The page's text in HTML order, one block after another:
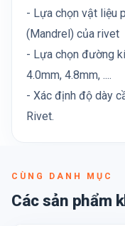
- Lựa chọn vật liệu
(Mandrel) của rivet
- Lựa chọn đường
4.0mm, 4.8mm, ....
- Xác định độ dày
Rivet.
CÙNG DANH MỤC
Các sản phẩm